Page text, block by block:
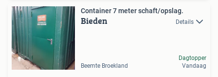
Container 7 meter schaft/opslag.
Bieden Details
Beemte Broekland
Dagtopper
Vandaag